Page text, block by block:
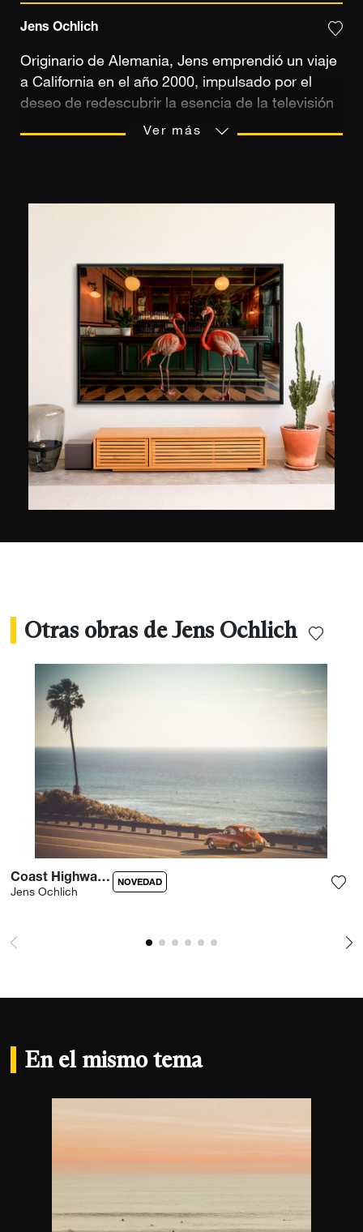
Jens Ochlich
Originario de Alemania, Jens emprendió un viaje
a California en el año 2000, impulsado por el
deseo de redescubrir la esencia de la televisión
estadounidense, tal como se mostraba en las
cultura estadounidense, en particular a los
coches clásicos americanos, reflejando su
nostalgia por la época pasada de su juventud.
Ver más
Otras obras de Jens Ochlich
Coast Highway Porsche
Jens Ochlich
NOVEDAD
En el mismo tema